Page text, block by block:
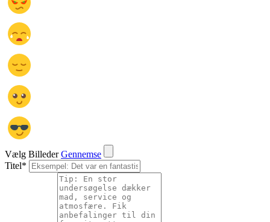
Vælg Billeder Gennemse
Titel*